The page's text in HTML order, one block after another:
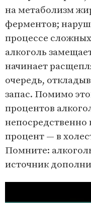
на метаболизм
ферментов;
процессе
алкоголь
начинает
очередь,
запас. Помимо
процентов
процент — в
Помните:
источник